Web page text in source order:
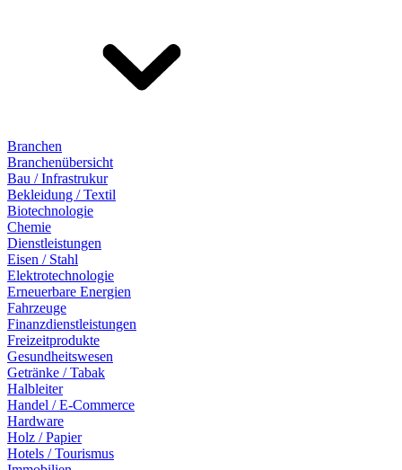
Branchen
Branchenübersicht
Bau / Infrastrukur
Bekleidung / Textil
Biotechnologie
Chemie
Dienstleistungen
Eisen / Stahl
Elektrotechnologie
Erneuerbare Energien
Fahrzeuge
Finanzdienstleistungen
Freizeitprodukte
Gesundheitswesen
Getränke / Tabak
Halbleiter
Handel / E-Commerce
Hardware
Holz / Papier
Hotels / Tourismus